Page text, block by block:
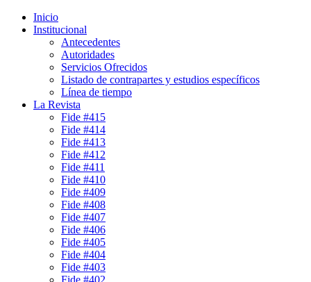
Inicio
Institucional
Antecedentes
Autoridades
Servicios Ofrecidos
Listado de contrapartes y estudios específicos
Línea de tiempo
La Revista
Fide #415
Fide #414
Fide #413
Fide #412
Fide #411
Fide #410
Fide #409
Fide #408
Fide #407
Fide #406
Fide #405
Fide #404
Fide #403
Fide #402